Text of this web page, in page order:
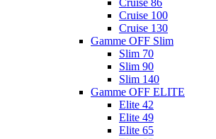
Cruise 86
Cruise 100
Cruise 130
Gamme OFF Slim
Slim 70
Slim 90
Slim 140
Gamme OFF ELITE
Elite 42
Elite 49
Elite 65